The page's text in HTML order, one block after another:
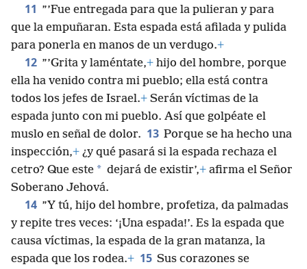
11 ”’Fue entregada para que la pulieran y para
que la empuñaran. Esta espada está afilada y pulida
para ponerla en manos de un verdugo.+
12 ”’Grita y laméntate,+ hijo del hombre, porque
ella ha venido contra mi pueblo; ella está contra
todos los jefes de Israel.+ Serán víctimas de la
espada junto con mi pueblo. Así que golpéate el
muslo en señal de dolor. 13 Porque se ha hecho una
inspección,+ ¿y qué pasará si la espada rechaza el
cetro? Que este * dejará de existir’,+ afirma el Señor
Soberano Jehová.
14 ”Y tú, hijo del hombre, profetiza, da palmadas
y repite tres veces: ‘¡Una espada!’. Es la espada que
causa víctimas, la espada de la gran matanza, la
espada que los rodea.+ 15 Sus corazones se